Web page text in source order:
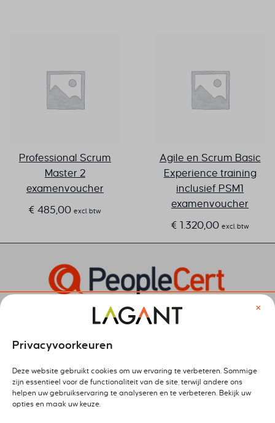
Professional Scrum
Master 2
examenvoucher
€ 485,00 excl. btw
Agile en Scrum Basic
Experience training
inclusief PSM1
examenvoucher
€ 1.320,00 excl. btw
Privacyvoorkeuren
×
Deze website gebruikt cookies om uw ervaring te verbeteren. Sommige
zijn essentieel voor de functionaliteit van de site, terwijl andere ons
helpen uw gebruikservaring te analyseren en te verbeteren. Bekijk uw
opties en maak uw keuze.